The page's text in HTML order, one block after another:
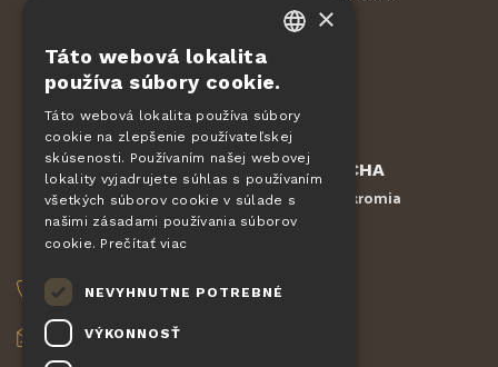
Dvorská 168
563 01 Lanškroun
Česká republika
Chránené služboureCAPTCHA
Zmluvné podmienky - Ochrana súkromia
+420 775 560 953
objednavky@pizzagiovanni.cz
DE
SLOVAK
×
Táto webová lokalita
používa súbory cookie.
Táto webová lokalita používa súbory
cookie na zlepšenie používateľskej
skúsenosti. Používaním našej webovej
lokality vyjadrujete súhlas s používaním
všetkých súborov cookie v súlade s
našimi zásadami používania súborov
cookie. Prečítať viac
NEVYHNUTNE POTREBNÉ
VÝKONNOSŤ